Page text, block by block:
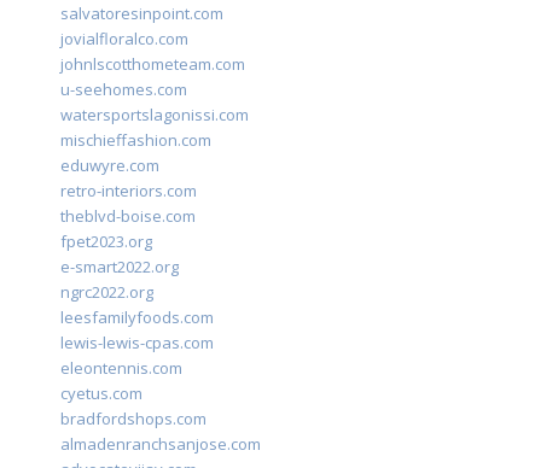
salvatoresinpoint.com
jovialfloralco.com
johnlscotthometeam.com
u-seehomes.com
watersportslagonissi.com
mischieffashion.com
eduwyre.com
retro-interiors.com
theblvd-boise.com
fpet2023.org
e-smart2022.org
ngrc2022.org
leesfamilyfoods.com
lewis-lewis-cpas.com
eleontennis.com
cyetus.com
bradfordshops.com
almadenranchsanjose.com